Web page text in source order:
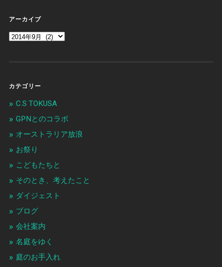
アーカイブ
カテゴリー
C.S TOKUSA
GPNとのコラボ
オーストラリア放浪
お祭り
こどもたちと
そのとき、考えたこと
ダイジェスト
ブログ
会社案内
名庭をゆく
庭のお手入れ